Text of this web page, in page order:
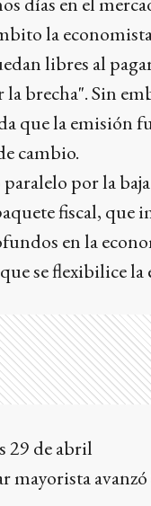
la
libres al
brecha". Sin
que la emisión
cambio.
por la
fiscal, que
en la
se flexibilice la
29 de abril
avanzó